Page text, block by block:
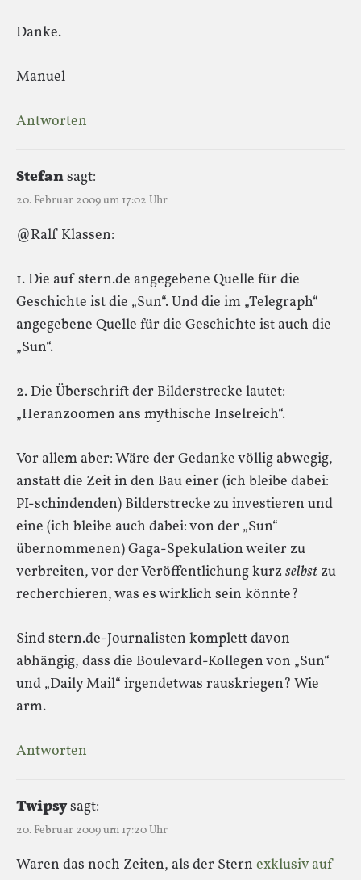
Danke.
Manuel
Antworten
Stefansagt:
20. Februar 2009 um 17:02 Uhr
@Ralf Klassen:
1. Die auf stern.de angegebene Quelle für die
Geschichte ist die „Sun“. Und die im „Telegraph“
angegebene Quelle für die Geschichte ist auch die
„Sun“.
2. Die Überschrift der Bilderstrecke lautet:
„Heranzoomen ans mythische Inselreich“.
Vor allem aber: Wäre der Gedanke völlig abwegig,
anstatt die Zeit in den Bau einer (ich bleibe dabei:
PI-schindenden) Bilderstrecke zu investieren und
eine (ich bleibe auch dabei: von der „Sun“
übernommenen) Gaga-Spekulation weiter zu
verbreiten, vor der Veröffentlichung kurzselbst zu
recherchieren, was es wirklich sein könnte?
Sind stern.de-Journalisten komplett davon
abhängig, dass die Boulevard-Kollegen von „Sun“
und „Daily Mail“ irgendetwas rauskriegen? Wie
arm.
Antworten
Twipsysagt:
20. Februar 2009 um 17:20 Uhr
Waren das noch Zeiten, als der Stern exklusiv auf